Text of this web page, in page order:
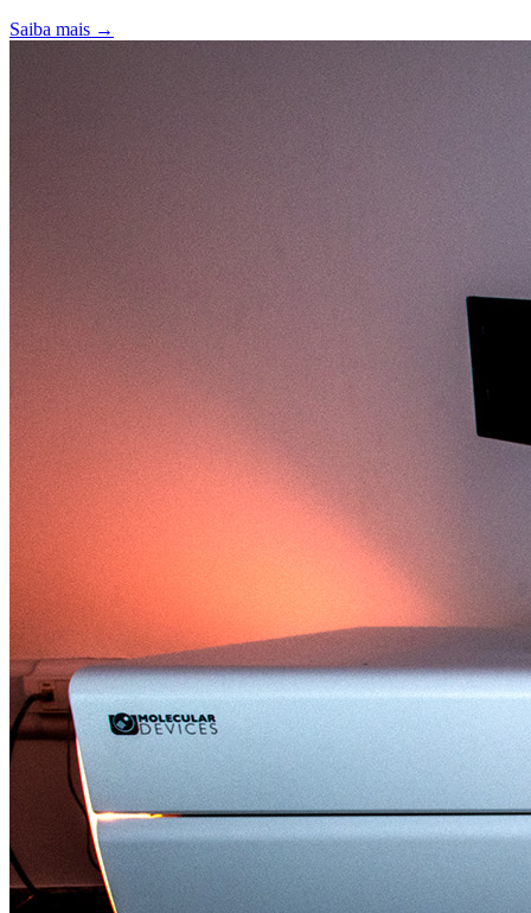
Saiba mais →